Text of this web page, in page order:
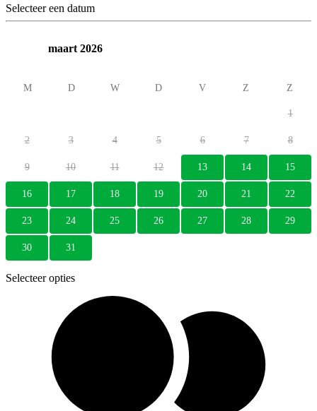
Selecteer een datum
maart 2026
M D W D V Z Z
1
2 3 4 5 6 7 8
9 10 11 12 13 14 15
16 17 18 19 20 21 22
23 24 25 26 27 28 29
30 31
Selecteer opties